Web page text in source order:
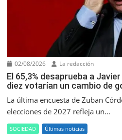
02/08/2026 La redacción
El 65,3% desaprueba a
diez votarían un cambio de
La última encuesta de Zuban
elecciones de 2027 refleja un...
SOCIEDAD Últimas noticias